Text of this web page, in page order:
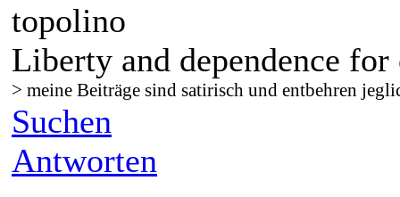
topolino
Liberty and dependence for
> meine Beiträge sind satirisch und entbehren
Suchen
Antworten